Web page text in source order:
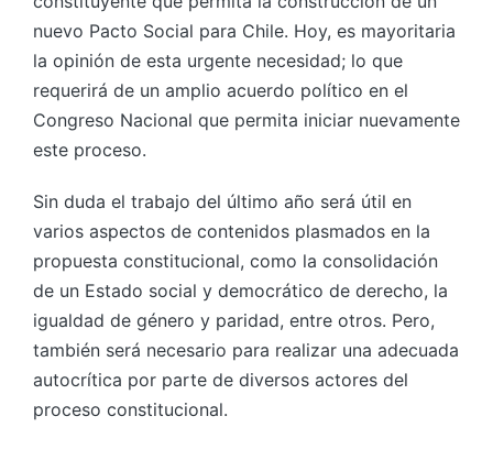
nuevo Pacto Social para Chile. Hoy, es mayoritaria
la opinión de esta urgente necesidad; lo que
requerirá de un amplio acuerdo político en el
Congreso Nacional que permita iniciar nuevamente
este proceso.
Sin duda el trabajo del último año será útil en
varios aspectos de contenidos plasmados en la
propuesta constitucional, como la consolidación
de un Estado social y democrático de derecho, la
igualdad de género y paridad, entre otros. Pero,
también será necesario para realizar una adecuada
autocrítica por parte de diversos actores del
proceso constitucional.